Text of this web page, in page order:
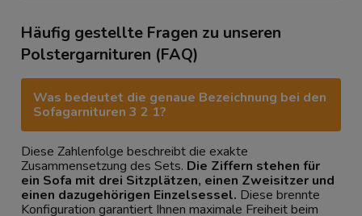
Häufig gestellte Fragen zu unseren
Polstergarnituren (FAQ)
Was bedeutet die genaue Bezeichnung bei den
Sofagarnituren 3 2 1?
Diese Zahlenfolge beschreibt die exakte
Zusammensetzung des Sets. Die Ziffern stehen für
ein Sofa mit drei Sitzplätzen, einen Zweisitzer und
einen dazugehörigen Einzelsessel. Diese brennte
Konfiguration garantiert Ihnen maximale Freiheit beim